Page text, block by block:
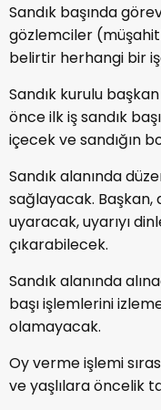
Sandık başında
gözlemciler
belirtir herhangi bir
Sandık kurulu
önce ilk iş sandık
içecek ve sandığın
Sandık alanında
sağlayacak.
uyaracak, uyarıyı
çıkarabilecek.
Sandık alanında
başı işlemlerini
olamayacak.
Oy verme işlemi
ve yaşlılara öncelik